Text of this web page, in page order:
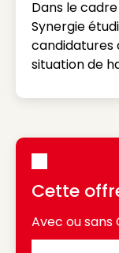
Dans le
Synergie
candidatures
situation de
Cette
Avec ou sans